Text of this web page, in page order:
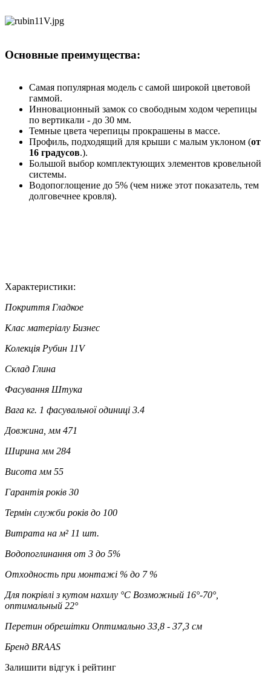
Основные преимущества:
Самая популярная модель с самой широкой цветовой
гаммой.
Инновационный замок со свободным ходом черепицы
по вертикали - до 30 мм.
Темные цвета черепицы прокрашены в массе.
Профиль, подходящий для крыши с малым уклоном (от
16 градусов.).
Большой выбор комплектующих элементов кровельной
системы.
Водопоглощение до 5% (чем ниже этот показатель, тем
долговечнее кровля).
Характеристики:
Покриття Гладкое
Клас матеріалу Бизнес
Колекція Рубин 11V
Склад Глина
Фасування Штука
Вага кг. 1 фасувальної одиниці 3.4
Довжина, мм 471
Ширина мм 284
Висота мм 55
Гарантія років 30
Термін служби років до 100
Витрата на м² 11 шт.
Водопоглинання от 3 до 5%
Отходность при монтажі % до 7 %
Для покрівлі з кутом нахилу °C Возможный 16°-70°,
оптимальный 22°
Перетин обрешітки Оптимально 33,8 - 37,3 см
Бренд BRAAS
Залишити відгук і рейтинг